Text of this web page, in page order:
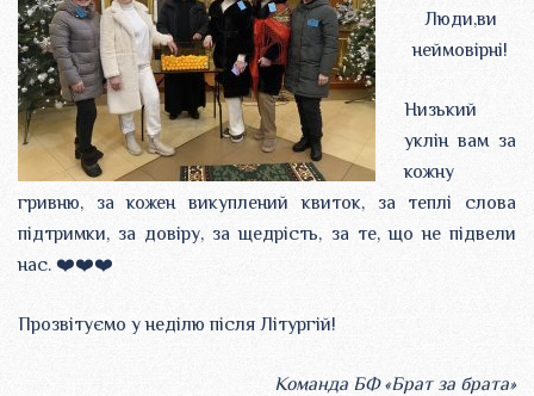
Люди,ви
неймовірні!
Низький
уклін вам за
кожну
гривню, за кожен викуплений квиток, за теплі слова
підтримки, за довіру, за щедрість, за те, що не підвели
нас. ❤️❤️❤️
Прозвітуємо у неділю після Літургій!
Команда БФ «Брат за брата»